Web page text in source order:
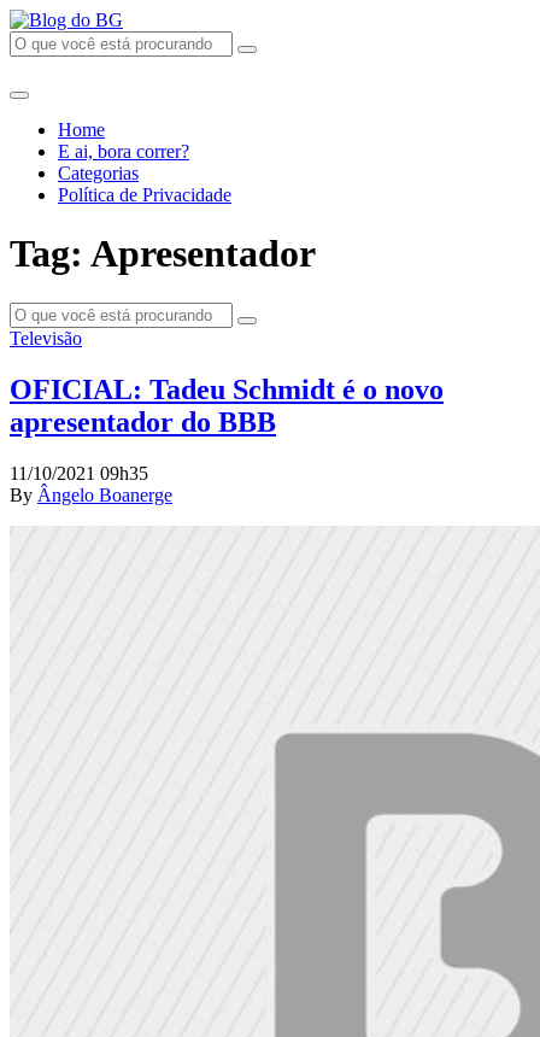
Home
E ai, bora correr?
Categorias
Política de Privacidade
Tag: Apresentador
Televisão
OFICIAL: Tadeu Schmidt é o novo
apresentador do BBB
11/10/2021 09h35
By Ângelo Boanerge